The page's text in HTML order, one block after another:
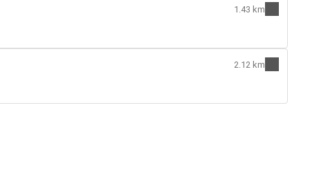
1.43 km
2.12 km